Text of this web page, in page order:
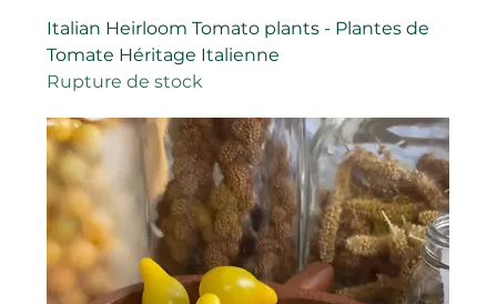
Italian Heirloom Tomato plants - Plantes de
Tomate Héritage Italienne
Rupture de stock